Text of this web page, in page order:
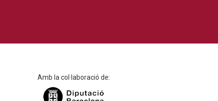
Amb la col·laboració de: